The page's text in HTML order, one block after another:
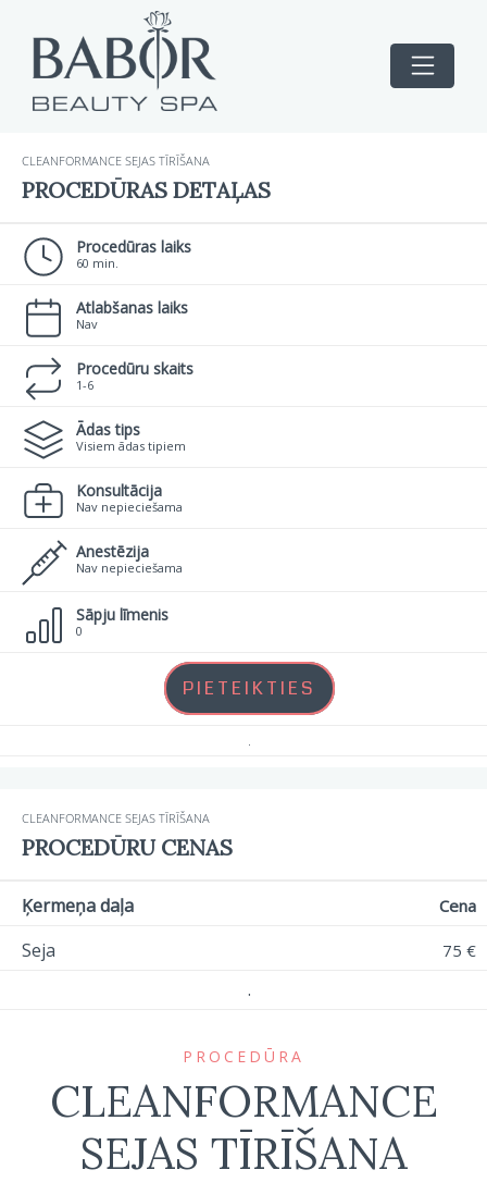
PROCEDŪRA
CLEANFORMANCE
SEJAS TĪRĪŠANA
CLEANFORMANCE SEJAS TĪRĪŠANA
PROCEDŪRAS DETAĻAS
Procedūras laiks
60 min.
Atlabšanas laiks
Nav
Procedūru skaits
1-6
Ādas tips
Visiem ādas tipiem
Konsultācija
Nav nepieciešama
Anestēzija
Nav nepieciešama
Sāpju līmenis
0
PIETEIKTIES
.
CLEANFORMANCE SEJAS TĪRĪŠANA
PROCEDŪRU CENAS
Ķermeņa daļa Cena
Seja 75 €
.